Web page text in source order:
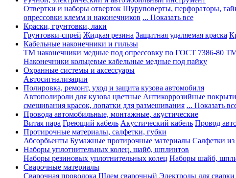
Отвертки и наборы отверток Шуруповерты, перфораторы,
опрессовки клемм и наконечников ... Показать все
Краски, грунтовки, лаки
Грунтовки-спрей Жидкая резина Защитная удаляемая краска
Кабельные наконечники и гильзы
ТМ наконечники медные под опрессовку по ГОСТ 7386-80
Наконечники кольцевые кабельные медные под пайку
Охранные системы и аксессуары
Автосигнализации
Полировка, ремонт, уход и защита кузова автомобиля
Автополироли для кузова цветные Антикоррозийные
смешивания красок, лопатки для размешивания ... Показать
Провода автомобильные, монтажные, акустические
Витая пара Греющий кабель Акустический кабель Провод
Протирочные материалы, салфетки, губки
Абсорбьенты Бумажные протирочные материалы Салфетки
Наборы уплотнительных колец, шайб, шплинтов
Наборы резиновых уплотнительных колец Наборы шайб,
Сварочные материалы
Сварочная проволока Шлем сварочный Электроды для сварки